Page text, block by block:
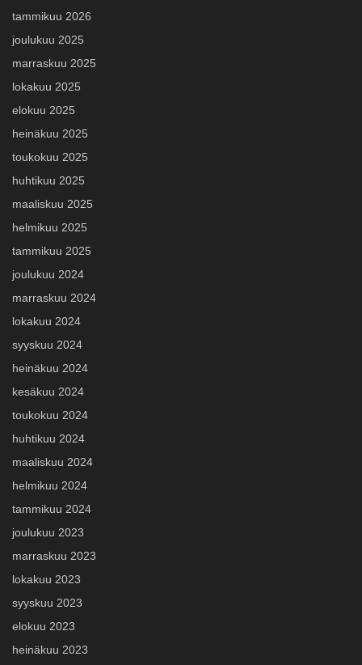
tammikuu 2026
joulukuu 2025
marraskuu 2025
lokakuu 2025
elokuu 2025
heinäkuu 2025
toukokuu 2025
huhtikuu 2025
maaliskuu 2025
helmikuu 2025
tammikuu 2025
joulukuu 2024
marraskuu 2024
lokakuu 2024
syyskuu 2024
heinäkuu 2024
kesäkuu 2024
toukokuu 2024
huhtikuu 2024
maaliskuu 2024
helmikuu 2024
tammikuu 2024
joulukuu 2023
marraskuu 2023
lokakuu 2023
syyskuu 2023
elokuu 2023
heinäkuu 2023